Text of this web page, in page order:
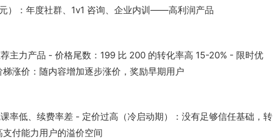
）：年度社群、1v1 咨询、企业内训——高利润产品
主力产品 - 价格尾数：199 比 200 的转化率高 15-20% - 限时优
涨价：随内容增加逐步涨价，奖励早期用户
率低、续费率差 - 定价过高（冷启动期）：没有足够信任基础，转
付能力用户的溢价空间